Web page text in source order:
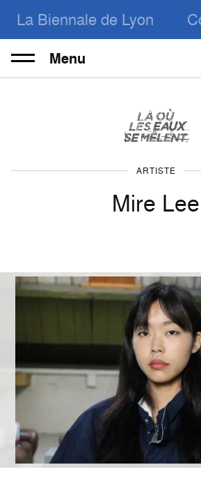
La Biennale de Lyon
Menu
ARTISTE
Mire Lee